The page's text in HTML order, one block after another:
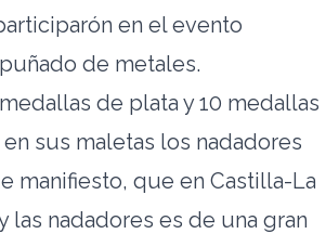
en el evento
de metales.
de plata y 10 medallas
sus maletas los nadadores
manifiesto, que en Castilla-La
las nadadores es de una gran